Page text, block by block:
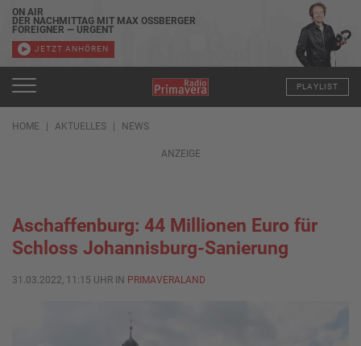
ON AIR
DER NACHMITTAG MIT MAX OSSBERGER
FOREIGNER — URGENT
JETZT ANHÖREN
PLAYLIST
HOME AKTUELLES NEWS
ANZEIGE
Aschaffenburg: 44 Millionen Euro für
Schloss Johannisburg-Sanierung
31.03.2022, 11:15 UHR IN PRIMAVERALAND